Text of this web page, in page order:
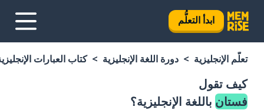
ابدأ التعلُّم
تعلَّم الإنجليزية دورة اللغة الإنجليزية كتاب العبارات
كيف تقول
فستان باللغة الإنجليزية؟